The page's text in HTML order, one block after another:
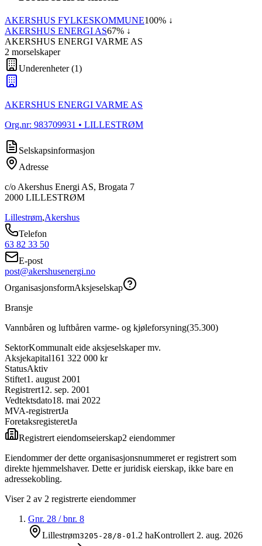
AKERSHUS FYLKESKOMMUNE100% ↓
AKERSHUS ENERGI AS67% ↓
AKERSHUS ENERGI VARME AS
2 morselskaper
Underenheter(1)
AKERSHUS ENERGI VARME AS
Org.nr: 983709931 • LILLESTRØM
Selskapsinformasjon
Adresse
c/o Akershus Energi AS, Brogata 7
2000 LILLESTRØM
Lillestrøm,Akershus
Telefon
63 82 33 50
E-post
post@akershusenergi.no
OrganisasjonsformAksjeselskap
Bransje
Vannbåren og luftbåren varme- og kjøleforsyning(35.300)
SektorKommunalt eide aksjeselskaper mv.
Aksjekapital161 322 000 kr
StatusAktiv
Stiftet1. august 2001
Registrert12. sep. 2001
Vedtektsdato18. mai 2022
MVA-registrertJa
ForetaksregisteretJa
Registrert eiendomseierskap2 eiendommer
Eiendommer der dette organisasjonsnummeret er registrert som
direkte hjemmelshaver. Dette er juridisk eierskap, ikke bare en
adressekobling.
Viser2 av 2 registrerte eiendommer
Gnr. 28 / bnr. 8
Lillestrøm3205-28/8-01.2 haKontrollert2. aug. 2026